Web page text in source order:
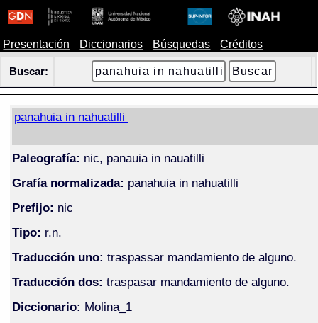
Presentación Diccionarios Búsquedas Créditos
Buscar:
panahuia in nahuatilli
Paleografía: nic, panauia in nauatilli
Grafía normalizada: panahuia in nahuatilli
Prefijo: nic
Tipo: r.n.
Traducción uno: traspassar mandamiento de alguno.
Traducción dos: traspasar mandamiento de alguno.
Diccionario: Molina_1